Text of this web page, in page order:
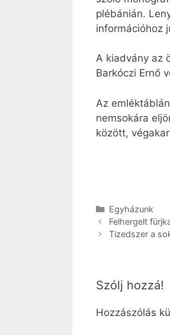
plébánián.
információhoz
A kiadvány az
Barkóczi Ernő
Az
nemsokára
között,
Kategória
Egyházunk
Felhergelt
Tizedszer a
Szólj hozzá!
Hozzászólás